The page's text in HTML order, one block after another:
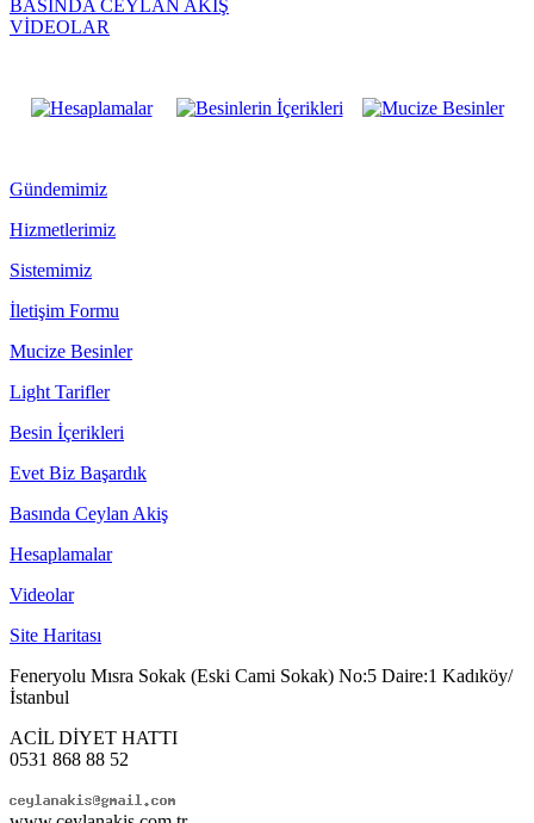
BASINDA CEYLAN AKİŞ
VİDEOLAR
Gündemimiz
Hizmetlerimiz
Sistemimiz
İletişim Formu
Mucize Besinler
Light Tarifler
Besin İçerikleri
Evet Biz Başardık
Basında Ceylan Akiş
Hesaplamalar
Videolar
Site Haritası
Feneryolu Mısra Sokak (Eski Cami Sokak) No:5 Daire:1 Kadıköy/
İstanbul
ACİL DİYET HATTI
0531 868 88 52